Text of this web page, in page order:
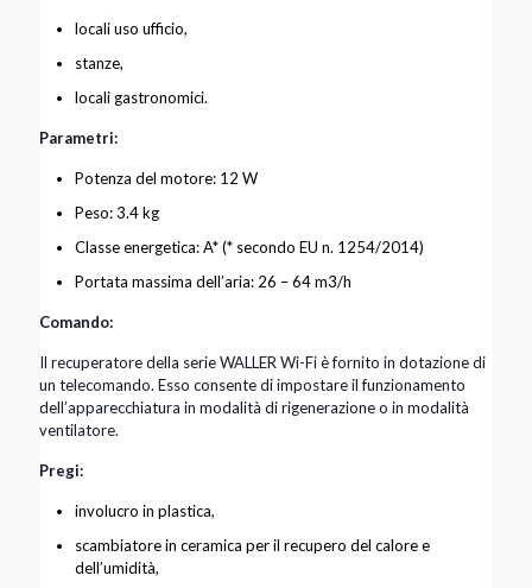
locali uso ufficio,
stanze,
locali gastronomici.
Parametri:
Potenza del motore: 12 W
Peso: 3.4 kg
Classe energetica: A* (* secondo EU n. 1254/2014)
Portata massima dell’aria: 26 – 64 m3/h
Comando:
Il recuperatore della serie WALLER Wi-Fi è fornito in dotazione di
un telecomando. Esso consente di impostare il funzionamento
dell’apparecchiatura in modalità di rigenerazione o in modalità
ventilatore.
Pregi:
involucro in plastica,
scambiatore in ceramica per il recupero del calore e
dell’umidità,